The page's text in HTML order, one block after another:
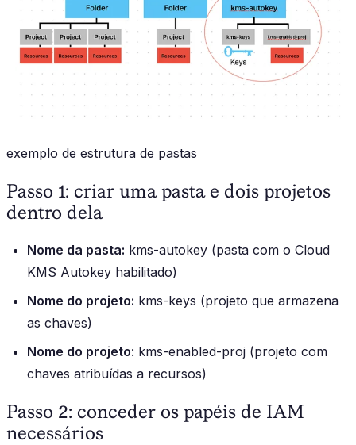
exemplo de estrutura de pastas
Passo 1: criar uma pasta e dois projetos
dentro dela
Nome da pasta: kms-autokey (pasta com o Cloud
KMS Autokey habilitado)
Nome do projeto: kms-keys (projeto que armazena
as chaves)
Nome do projeto: kms-enabled-proj (projeto com
chaves atribuídas a recursos)
Passo 2: conceder os papéis de IAM
necessários